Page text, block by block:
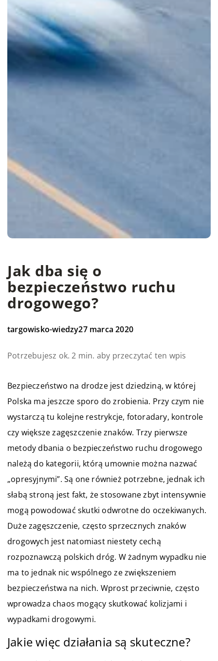
Jak dba się o
bezpieczeństwo ruchu
drogowego?
targowisko-wiedzy27 marca 2020
Potrzebujesz ok. 2 min. aby przeczytać ten wpis
Bezpieczeństwo na drodze jest dziedziną, w której
Polska ma jeszcze sporo do zrobienia. Przy czym nie
wystarczą tu kolejne restrykcje, fotoradary, kontrole
czy większe zagęszczenie znaków. Trzy pierwsze
metody dbania o bezpieczeństwo ruchu drogowego
należą do kategorii, którą umownie można nazwać
„opresyjnymi”. Są one również potrzebne, jednak ich
słabą stroną jest fakt, że stosowane zbyt intensywnie
mogą powodować skutki odwrotne do oczekiwanych.
Duże zagęszczenie, często sprzecznych znaków
drogowych jest natomiast niestety cechą
rozpoznawczą polskich dróg. W żadnym wypadku nie
ma to jednak nic wspólnego ze zwiększeniem
bezpieczeństwa na nich. Wprost przeciwnie, często
wprowadza chaos mogący skutkować kolizjami i
wypadkami drogowymi.
Jakie więc działania są skuteczne?